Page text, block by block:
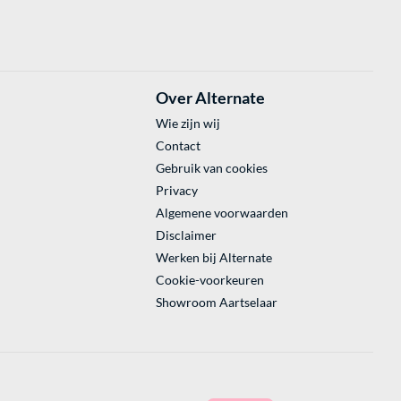
Over Alternate
Wie zijn wij
Contact
Gebruik van cookies
Privacy
Algemene voorwaarden
Disclaimer
Werken bij Alternate
Cookie-voorkeuren
Showroom Aartselaar